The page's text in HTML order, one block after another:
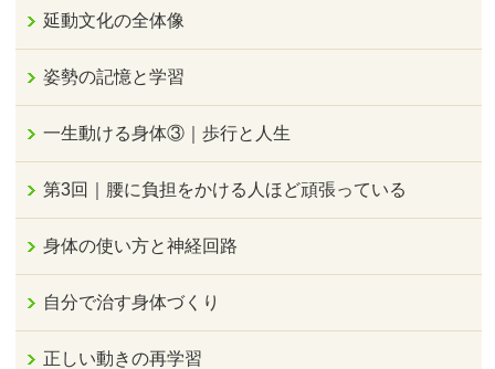
延動文化の全体像
姿勢の記憶と学習
一生動ける身体③｜歩行と人生
第3回｜腰に負担をかける人ほど頑張っている
身体の使い方と神経回路
自分で治す身体づくり
正しい動きの再学習